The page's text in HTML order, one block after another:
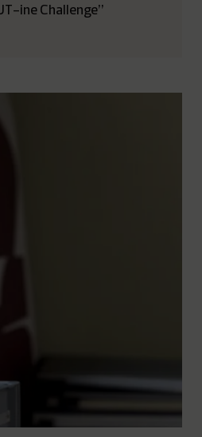
ine Challenge”